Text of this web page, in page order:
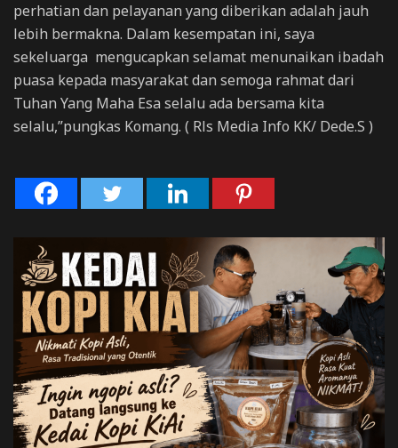
perhatian dan pelayanan yang diberikan adalah jauh
lebih bermakna. Dalam kesempatan ini, saya
sekeluarga mengucapkan selamat menunaikan ibadah
puasa kepada masyarakat dan semoga rahmat dari
Tuhan Yang Maha Esa selalu ada bersama kita
selalu,”pungkas Komang. ( Rls Media Info KK/ Dede.S )